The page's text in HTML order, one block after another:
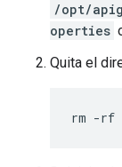
/opt/
operties
Quita el
rm -rf